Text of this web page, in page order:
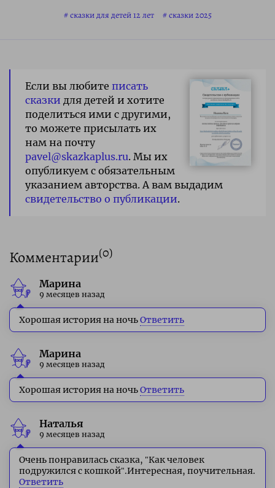
сказки для детей 12 лет
сказки 2025
Если вы любите писать
сказки для детей и хотите
поделиться ими с другими,
то можете присылать их
нам на почту
pavel@skazkaplus.ru. Мы их
опубликуем с обязательным
указанием авторства. А вам выдадим
свидетельство о публикации.
Комментарии(0)
Марина
9 месяцев назад
Хорошая история на ночьОтветить
Марина
9 месяцев назад
Хорошая история на ночьОтветить
Наталья
9 месяцев назад
Очень понравилась сказка, "Как человек
подружился с кошкой".Интересная, поучительная.
Ответить